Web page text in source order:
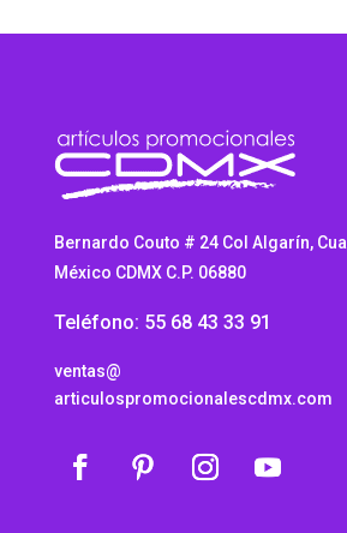
Bernardo Couto # 24 Col Algarín,
México CDMX C.P. 06880
Teléfono: 55 68 43 33 91
ventas@
articulospromocionalescdmx.com